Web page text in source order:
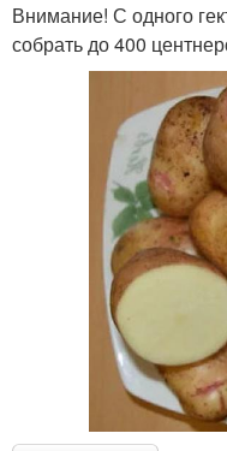
Внимание! С одного
собрать до 400